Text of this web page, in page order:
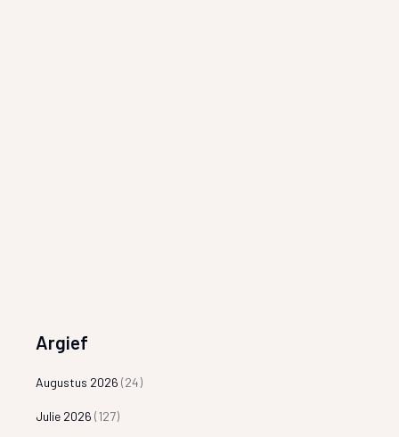
Argief
Augustus 2026 (24)
Julie 2026 (127)